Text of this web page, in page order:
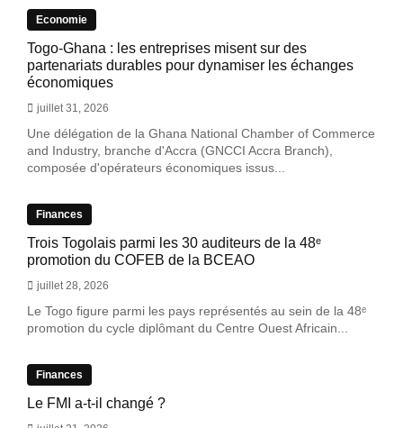
Economie
Togo-Ghana : les entreprises misent sur des
partenariats durables pour dynamiser les échanges
économiques
juillet 31, 2026
Une délégation de la Ghana National Chamber of Commerce
and Industry, branche d'Accra (GNCCI Accra Branch),
composée d'opérateurs économiques issus...
Finances
Trois Togolais parmi les 30 auditeurs de la 48ᵉ
promotion du COFEB de la BCEAO
juillet 28, 2026
Le Togo figure parmi les pays représentés au sein de la 48ᵉ
promotion du cycle diplômant du Centre Ouest Africain...
Finances
Le FMI a-t-il changé ?